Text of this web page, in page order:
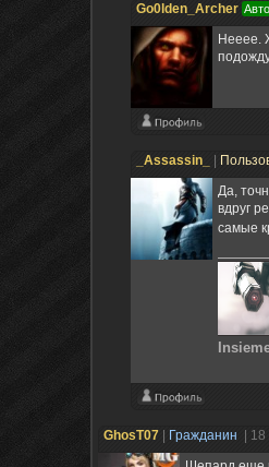
Go0lden_Archer
Нееее.
_Assassin_
Да,
вдруг
самые
GhosT07 Гражданин
|